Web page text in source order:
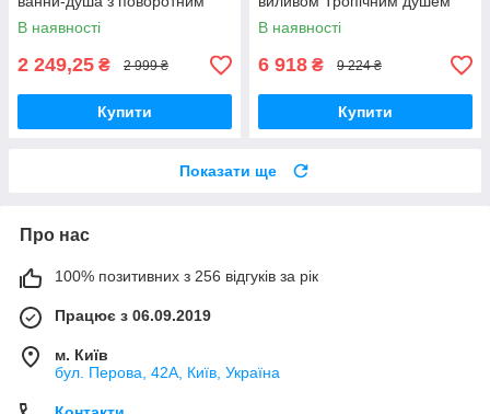
виливом неіржавка сталь
Zerix SUS-009-J
В наявності
2 249,25 ₴ 2 999 ₴
Купити
Haiba Milano 003-J (HB0784)
відео
В наявності
6 918 ₴ 9 224 ₴
Купити
Показати ще
Про нас
100% позитивних з 256 відгуків за рік
Працює з 06.09.2019
м. Київ
бул. Перова, 42А, Київ, Україна